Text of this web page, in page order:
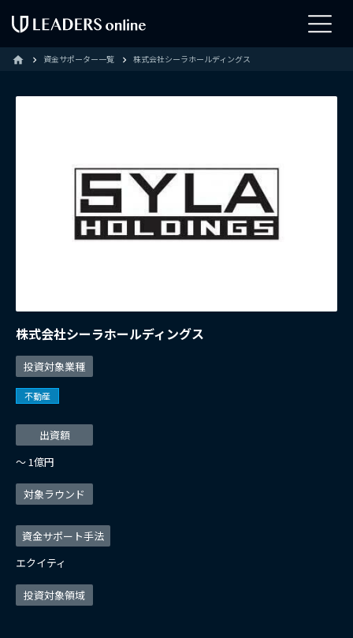
home 資金サポーター一覧 株式会社シーラホールディングス
株式会社シーラホールディングス
投資対象業種
不動産
出資額
〜 1億円
対象ラウンド
資金サポート手法
エクイティ
投資対象領域